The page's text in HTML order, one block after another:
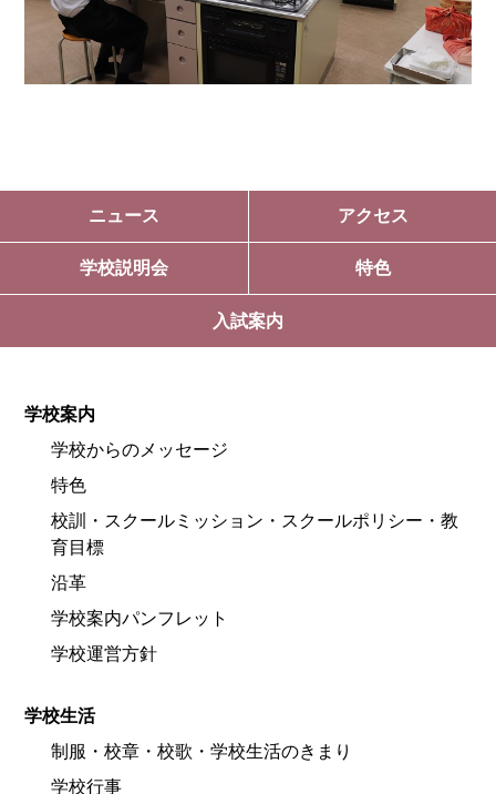
ニュース アクセス
学校説明会 特色
入試案内
学校案内
学校からのメッセージ
特色
校訓・スクールミッション・スクールポリシー・教
育目標
沿革
学校案内パンフレット
学校運営方針
学校生活
制服・校章・校歌・学校生活のきまり
学校行事